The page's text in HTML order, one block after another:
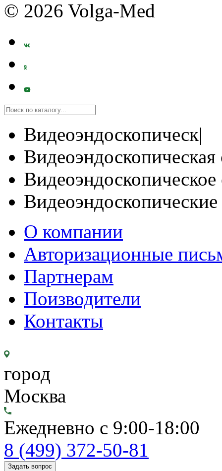
© 2026 Volga-Med
Видеоэндоскопическ|
Видеоэндоскопическая
О компании
Авторизационные
Партнерам
Поизводители
Контакты
город
Москва
Ежедневно с 9:00-18:00
8 (499) 372-50-81
Задать вопрос